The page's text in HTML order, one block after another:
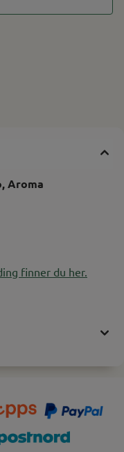
Aroma
finner du her.